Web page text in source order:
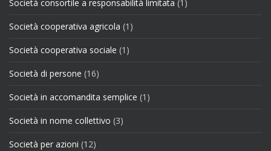
Società consortile a responsabilità limitata (1)
Società cooperativa agricola (1)
Società cooperativa sociale (1)
Società di persone (16)
Società in accomandita semplice (1)
Società in nome collettivo (3)
Società per azioni (12)